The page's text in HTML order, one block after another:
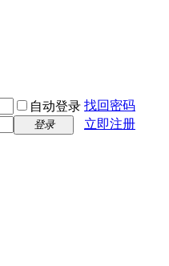
自动登录 找回密码
登录 立即注册